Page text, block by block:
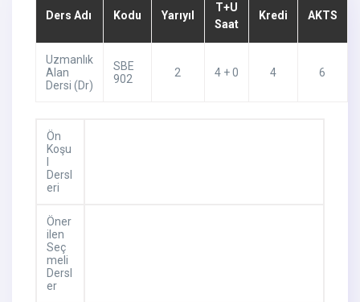
Ders Adı Kodu Yarıyıl
T+U
Saat
Kredi AKTS
Uzmanlık
Alan
Dersi (Dr)
SBE
902
2 4 + 0 4 6
Ön
Koşu
Dersl
eri
Öner
ilen
Seç
meli
Dersl
er